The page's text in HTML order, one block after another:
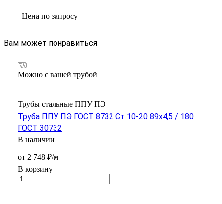
Цена по запросу
Вам может понравиться
Можно с вашей трубой
Трубы стальные ППУ ПЭ
Труба ППУ ПЭ ГОСТ 8732 Ст 10-20 89x4,5 / 180
ГОСТ 30732
В наличии
от 2 748 ₽/м
В корзину